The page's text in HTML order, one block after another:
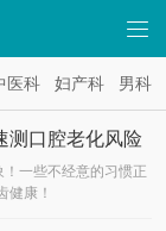
男科
妇产科
医科
测口腔老化风险
！一些不经意的习惯正
健康！